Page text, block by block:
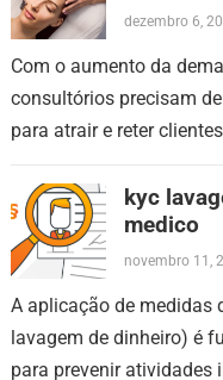
dezembro 6,
Com o aumento da
consultórios precisam
para atrair e reter
kyc
medico
novembro 11,
A aplicação de medidas
lavagem de dinheiro) é
para prevenir atividades